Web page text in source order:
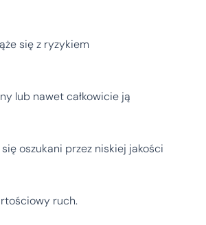
się z ryzykiem
lub nawet całkowicie ją
oszukani przez niskiej jakości
ruch.